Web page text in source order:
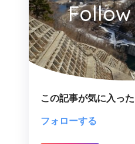
この記事が気に入っ
フォローする